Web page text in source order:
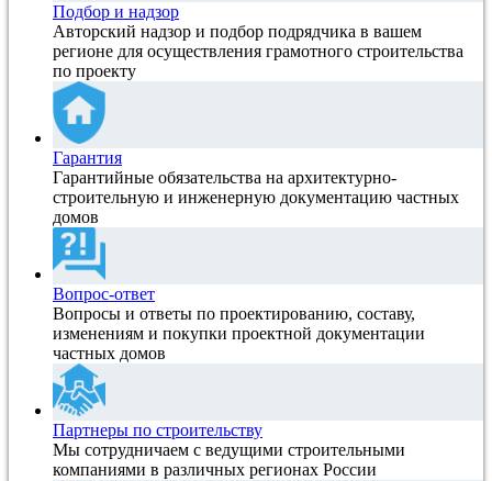
Подбор и надзор
Авторский надзор и подбор подрядчика в вашем
регионе для осуществления грамотного строительства
по проекту
Гарантия
Гарантийные обязательства на архитектурно-
строительную и инженерную документацию частных
домов
Вопрос-ответ
Вопросы и ответы по проектированию, составу,
изменениям и покупки проектной документации
частных домов
Партнеры по строительству
Мы сотрудничаем с ведущими строительными
компаниями в различных регионах России